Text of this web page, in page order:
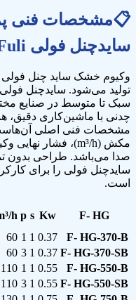
📋مشخصات فنی
سایدچنل فولی
تولید می‌شود. سایدچنل فولی
سبک تا متوسط در صنایع
چدنی با ماشین‌کاری دقیق،
مشخصات فنی اصلی
صدا می‌باشد. طراحی بدون
سایدچنل فولی را برای
است.
F- HG
Kw
s
p
h
F- HG-370-B
0.37
1
1
60
F- HG-370-SB
0.37
1
3
60
F- HG-550-B
0.55
1
1
110
F- HG-550-SB
0.55
1
3
110